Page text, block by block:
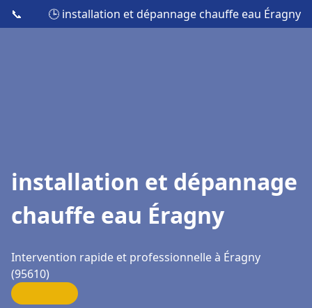
📞 🕒 installation et dépannage chauffe eau Éragny
installation et dépannage
chauffe eau Éragny
Intervention rapide et professionnelle à Éragny
(95610)